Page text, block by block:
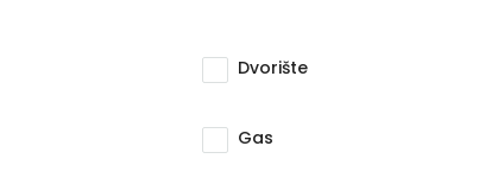
Dvorište
Gas